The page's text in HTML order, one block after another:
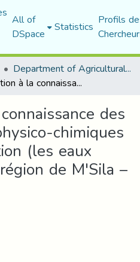
All of
DSpace Statistics Profils
Department of Agricultural Sciences
Contribution à la connaissance des caractéristiques physico-chimiques des eaux d'irrigation (les eaux souterrain) de la région de M'Sila – Wilaya de M'Sila
des
chimiques
(les eaux
de M'Sila –